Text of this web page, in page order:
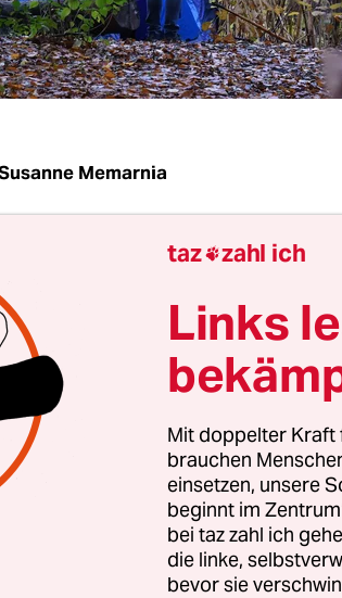
Memarnia
zur
200 TeilnehmerInnen von
Wissenschaft und
um eine gesamtstädtische
man sich in vielen Punkten
Elke Breitenbach (Linke) im
dass alle Bedürftigen
Städten nimmt in Berlin die
Betroffenen seit Jahren
– waren mehr als 30.000
taz zahl ich
Links
Mit doppelter Kraft
brauchen
einsetzen, unsere
beginnt im
bei taz zahl ich
die linke,
bevor sie